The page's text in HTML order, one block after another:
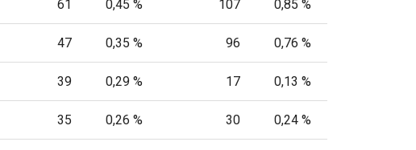
61 0,45 % 107 0,85 %
47 0,35 % 96 0,76 %
39 0,29 % 17 0,13 %
35 0,26 % 30 0,24 %